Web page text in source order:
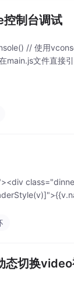
制台调试
// 使用
main.js文件直接引
切换